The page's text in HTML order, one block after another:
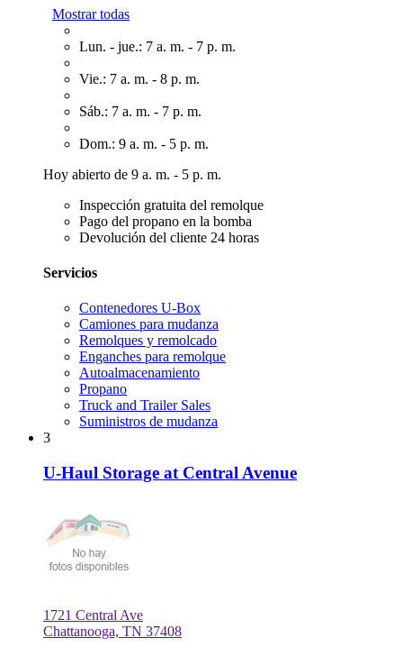
Mostrar todas
Lun. - jue.: 7 a. m. - 7 p. m.
Vie.: 7 a. m. - 8 p. m.
Sáb.: 7 a. m. - 7 p. m.
Dom.: 9 a. m. - 5 p. m.
Hoy abierto de 9 a. m. - 5 p. m.
Inspección gratuita del remolque
Pago del propano en la bomba
Devolución del cliente 24 horas
Servicios
Contenedores U-Box
Camiones para mudanza
Remolques y remolcado
Enganches para remolque
Autoalmacenamiento
Propano
Truck and Trailer Sales
Suministros de mudanza
3
U-Haul Storage at Central Avenue
1721 Central Ave
Chattanooga, TN 37408